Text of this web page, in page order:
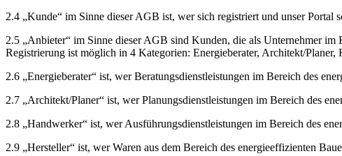
2.4 „Kunde“ im Sinne dieser AGB ist, wer sich registriert und unser
2.5 „Anbieter“ im Sinne dieser AGB sind Kunden, die als Unternehmer im
Registrierung ist möglich in 4 Kategorien: Energieberater, Architekt/Planer,
2.6 „Energieberater“ ist, wer Beratungsdienstleistungen im Bereich des
2.7 „Architekt/Planer“ ist, wer Planungsdienstleistungen im Bereich des
2.8 „Handwerker“ ist, wer Ausführungsdienstleistungen im Bereich des
2.9 „Hersteller“ ist, wer Waren aus dem Bereich des energieeffizienten